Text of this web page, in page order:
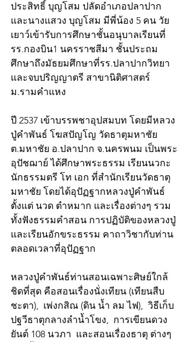
ประสิทธิ์ บุญโสม ปลัดอำเภอปลาปาก
และนางแสวง บุญโสม มีพี่น้อง 5 คน วัย
เยาว์เข้ารับการศึกษาชั้นอนุบาลเรียนที่
รร.กองบิน1 นครราชสีมา ชั้นประถม
ศึกษาถึงมัธยมศึกษาที่รร.ปลาปากวิทยา
และจบปริญญาตรี สาขานิติศาสตร์
ม.รามคำแหง
ปี 2537 เข้าบรรพชาอุปสมบท โดยมีหลวง
ปู่คำพันธ์ โฆสปัญโญ วัดธาตุมหาชัย
ต.มหาชัย อ.ปลาปาก จ.นครพนม เป็นพระ
อุปัชฌาย์ ได้ศึกษาพระธรรม เรียนนวกะ
นักธรรมตรี โท เอก ที่สำนักเรียนวัดธาตุ
มหาชัย โดยได้อุปัฏฐากหลวงปู่คำพันธ์
ตั้งแต่ นวด ตำหมาก และเรื่องต่างๆ รวม
ทั้งฟังธรรมคำสอน การปฏิบัติของหลวงปู่
และเรียนอักขระธรรม คาถาวิชากับท่าน
ตลอดเวลาที่อุปัฏฐาก
หลวงปู่คำพันธ์ท่านสอนเฉพาะศิษย์ใกล้
ชิดที่สุด คือสอนเรื่องนั่งเทียน (เทียนสืบ
ชะตา),  เพ่งกสิณ (ดิน น้ำ ลม ไฟ),  วิธีเก็บ
ปฐวีธาตุกลางลำน้ำโขง,  การเขียนดวง
ยันต์ 108 นวภา  และสอนเรื่องธาตุ ต่างๆ